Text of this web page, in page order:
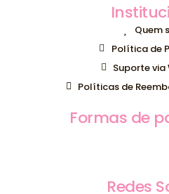
Quem
Política de
Suporte
Políticas de
Formas de
Redes